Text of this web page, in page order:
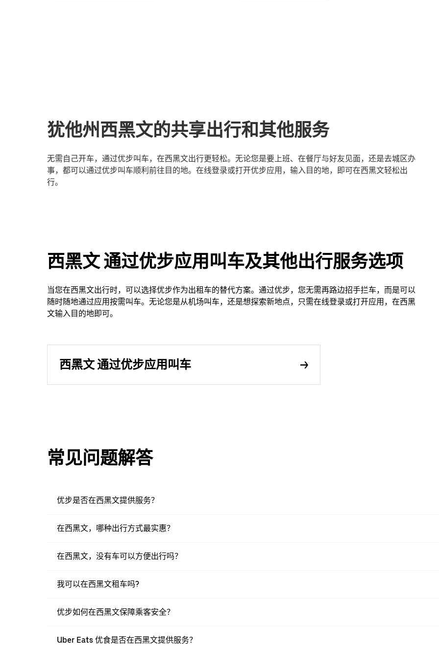
犹他州西黑文的共享出行和其他服务
无需自己开车，通过优步叫车，在西黑文出行更轻松。无论您是要上班、在餐厅与好友见面，还是去城区办
事，都可以通过优步叫车顺利前往目的地。在线登录或打开优步应用，输入目的地，即可在西黑文轻松出
行。
西黑文 通过优步应用叫车及其他出行服务选项
当您在西黑文出行时，可以选择优步作为出租车的替代方案。通过优步，您无需再路边招手拦车，而是可以
随时随地通过应用按需叫车。无论您是从机场叫车，还是想探索新地点，只需在线登录或打开应用，在西黑
文输入目的地即可。
西黑文 通过优步应用叫车
常见问题解答
优步是否在西黑文提供服务？
在西黑文，哪种出行方式最实惠？
在西黑文，没有车可以方便出行吗？
我可以在西黑文租车吗?
优步如何在西黑文保障乘客安全？
Uber Eats 优食是否在西黑文提供服务？